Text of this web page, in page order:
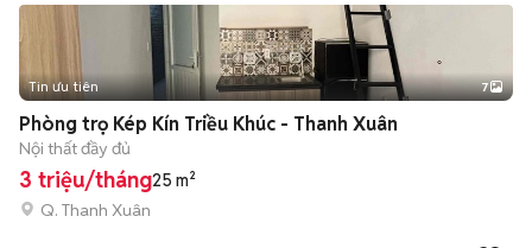
+2
Tin ưu tiên 7
Phòng trọ Kép Kín Triều Khúc - Thanh Xuân
Nội thất đầy đủ
3 triệu/tháng25 m²
Q. Thanh Xuân